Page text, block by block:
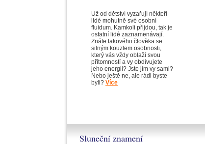
Už od dětství vyzařují někteří
lidé mohutně své osobní
fluidum. Kamkoli přijdou, tak je
ostatní lidé zaznamenávají.
Znáte takového člověka se
silným kouzlem osobnosti,
který vás vždy oblaží svou
přítomností a vy obdivujete
jeho energii? Jste jím vy sami?
Nebo ještě ne, ale rádi byste
byli? Více
Sluneční znamení